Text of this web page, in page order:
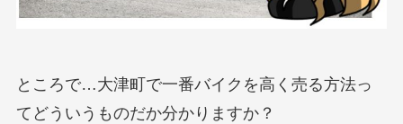
ところで…大津町で一番バイクを高く売る方法っ
てどういうものだか分かりますか？